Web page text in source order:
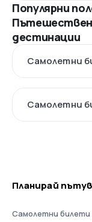
Популярни
дестинации
Самолетни
Самолетни
Планирай
Самолетни билети